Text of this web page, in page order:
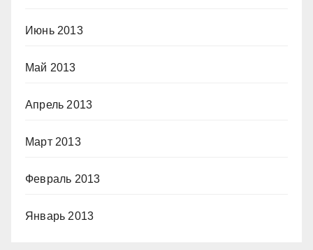
Июнь 2013
Май 2013
Апрель 2013
Март 2013
Февраль 2013
Январь 2013